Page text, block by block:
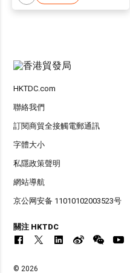
HKTDC.com
聯絡我們
訂閱商貿全接觸電郵通訊
字體大小
私隱政策聲明
網站導航
京公网安备 11010102003523号
關注 HKTDC
© 2026